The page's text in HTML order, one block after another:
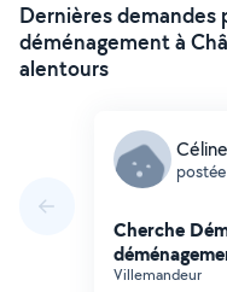
Dernières demandes
déménagement à
alentours
Cherche
Villemandeur